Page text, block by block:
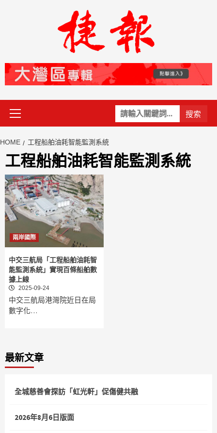
關
鍵
Primary
Menu
HOME 工程船舶油耗智能監測系統
工程船舶油耗智能監測系統
兩岸國際
中交三航局「工程船舶油耗智
能監測系統」實現百條船舶數
據上線
2025-09-24
中交三航局港灣院近日在局
數字化…
最新文章
全城慈善會探訪「虹光軒」促傷健共融
2026年8月6日版面